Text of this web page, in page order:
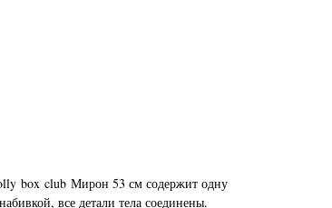
box club Мирон 53 см содержит одну
все детали тела соединены.